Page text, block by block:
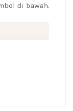
di bawah.